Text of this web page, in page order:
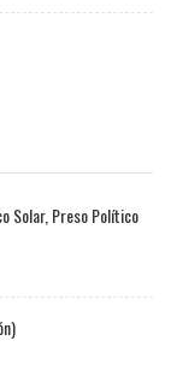
Solar, Preso Político